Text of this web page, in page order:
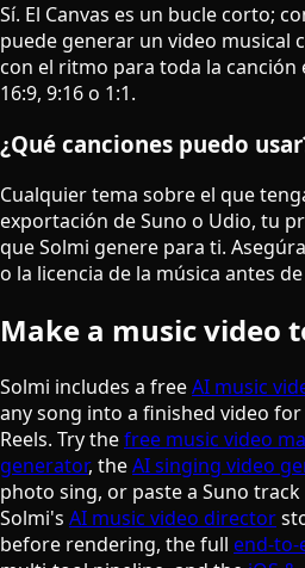
Sí. El Canvas es un bucle corto;
puede generar un video musical
con el ritmo para toda la canción
16:9, 9:16 o 1:1.
¿Qué canciones puedo
Cualquier tema sobre el que
exportación de Suno o Udio, tu
que Solmi genere para ti.
o la licencia de la música antes
Make a music video
Solmi includes a freeAI music
any song into a finished video for
Reels. Try thefree music video
generator, theAI singing video
photo sing, or paste a Suno
Solmi's AI music video director
before rendering, the full end-